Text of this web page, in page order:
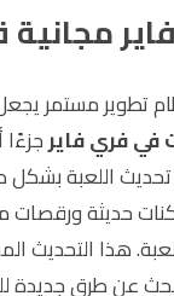
مجانية
تطوير مستمر
في فري فايرجزءًا
تحديث اللعبة
حديثة ورقصات
هذا التحديث
بحث عن طرق